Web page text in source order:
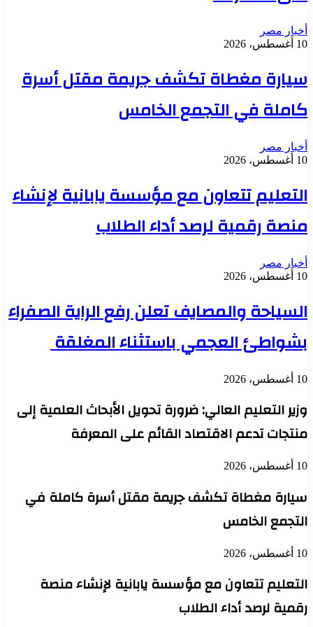
أخبار مصر
10 أغسطس، 2026
سيارة مغطاة تكشف جريمة مقتل أسرة
كاملة في التجمع الخامس
أخبار مصر
10 أغسطس، 2026
التعليم تتعاون مع مؤسسة يابانية لإنشاء
منصة رقمية لرصد أداء الطلاب
أخبار مصر
10 أغسطس، 2026
السياحة والمصايف تعلن رفع الراية الصفراء
بشواطئ العجمي باستثناء المغلقة
10 أغسطس، 2026
وزير التعليم العالي: ضرورة تحويل الأبحاث العلمية إلى
منتجات تدعم الاقتصاد القائم على المعرفة
10 أغسطس، 2026
سيارة مغطاة تكشف جريمة مقتل أسرة كاملة في
التجمع الخامس
10 أغسطس، 2026
التعليم تتعاون مع مؤسسة يابانية لإنشاء منصة
رقمية لرصد أداء الطلاب